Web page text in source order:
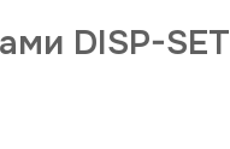
DISP-